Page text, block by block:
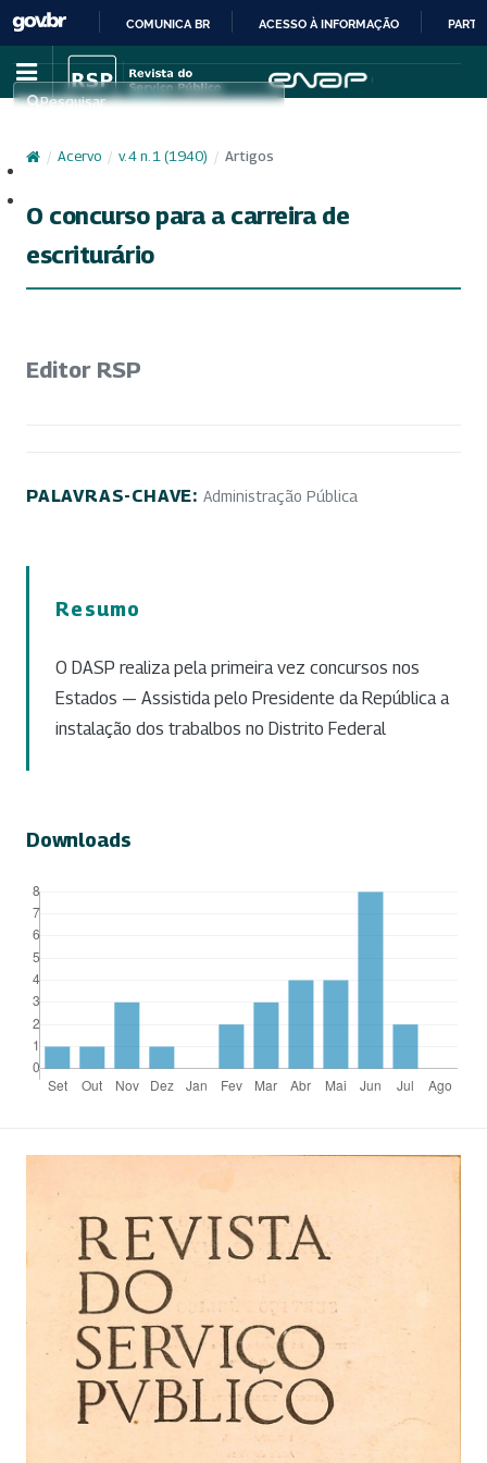
IR
PARA
CONTEÚDO
COMUNICA BR ACESSO À INFORMAÇÃO
Pesquisar
/ Acervo / v. 4 n. 1 (1940) / Artigos
O concurso para a carreira de
escriturário
Editor RSP
PALAVRAS-CHAVE: Administração Pública
Resumo
O DASP realiza pela primeira vez concursos nos
Estados — Assistida pelo Presidente da República a
instalação dos trabalbos no Distrito Federal
Downloads